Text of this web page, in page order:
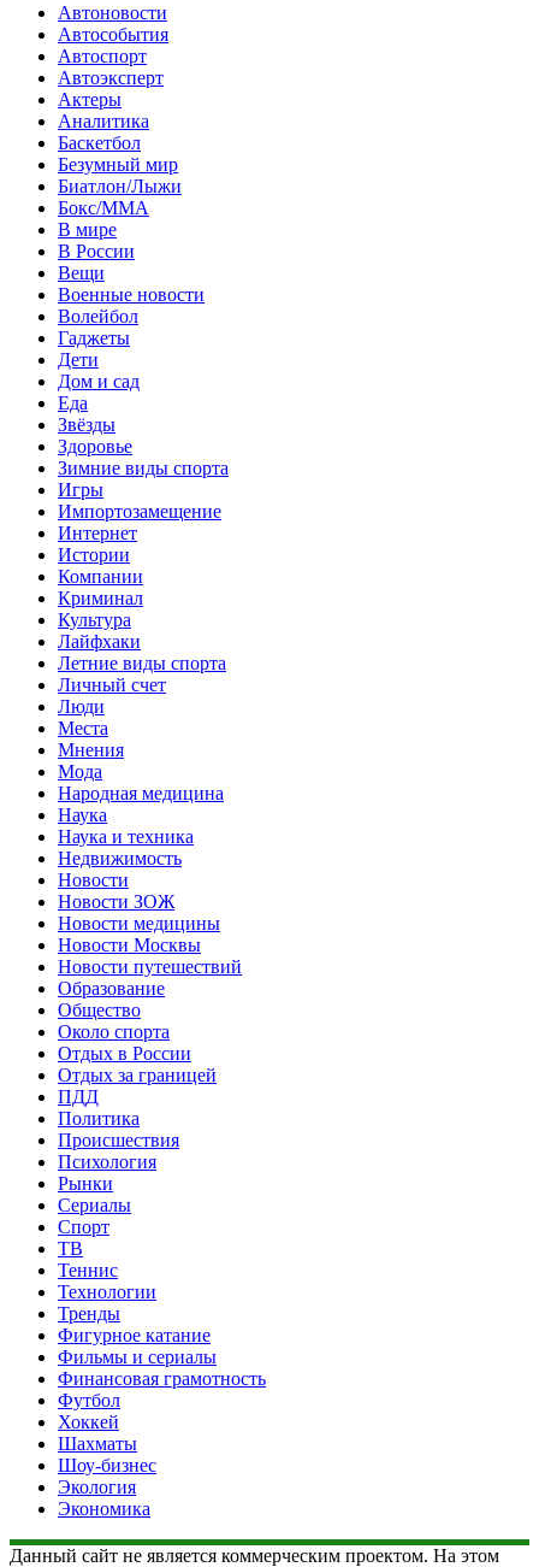
Автоновости
Автособытия
Автоспорт
Автоэксперт
Актеры
Аналитика
Баскетбол
Безумный мир
Биатлон/Лыжи
Бокс/MMA
В мире
В России
Вещи
Военные новости
Волейбол
Гаджеты
Дети
Дом и сад
Еда
Звёзды
Здоровье
Зимние виды спорта
Игры
Импортозамещение
Интернет
Истории
Компании
Криминал
Культура
Лайфхаки
Летние виды спорта
Личный счет
Люди
Места
Мнения
Мода
Народная медицина
Наука
Наука и техника
Недвижимость
Новости
Новости ЗОЖ
Новости медицины
Новости Москвы
Новости путешествий
Образование
Общество
Около спорта
Отдых в России
Отдых за границей
ПДД
Политика
Происшествия
Психология
Рынки
Сериалы
Спорт
ТВ
Теннис
Технологии
Тренды
Фигурное катание
Фильмы и сериалы
Финансовая грамотность
Футбол
Хоккей
Шахматы
Шоу-бизнес
Экология
Экономика
Данный сайт не является коммерческим проектом. На этом